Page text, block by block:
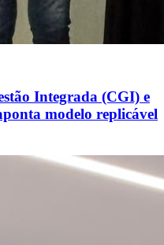
Integrada (CGI) e
modelo replicável